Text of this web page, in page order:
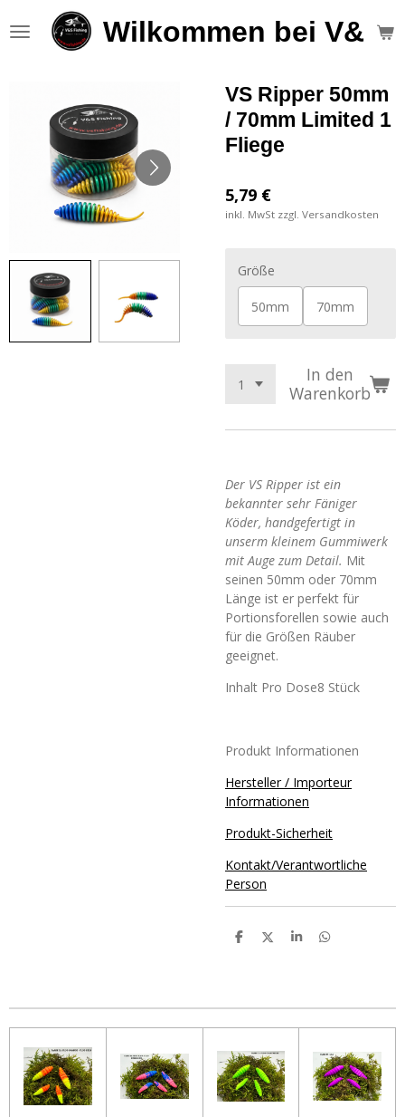
Hauptinhalt
Wilkommen bei V&S
VS Ripper 50mm
/ 70mm Limited 1
Fliege
5,79 €
inkl. MwSt zzgl. Versandkosten
Größe
50mm 70mm
In den
Warenkorb
Der VS Ripper ist ein
bekannter sehr Fäniger
Köder, handgefertigt in
unserm kleinem Gummiwerk
mit Auge zum Detail. Mit
seinen 50mm oder 70mm
Länge ist er perfekt für
Portionsforellen sowie auch
für die Größen Räuber
geeignet.
Inhalt Pro Dose8 Stück
Produkt Informationen
Hersteller / Importeur
Informationen
Produkt-Sicherheit
Kontakt/Verantwortliche
Person
T
n
T
n
T
n
T
n